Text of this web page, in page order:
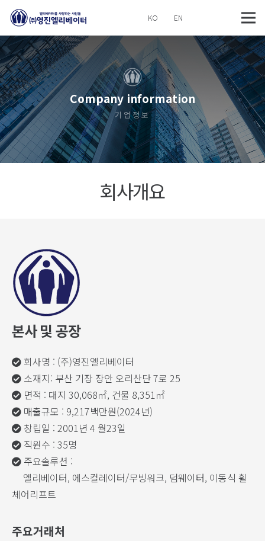
KO EN
Company information
기업정보
회사개요
본사 및 공장
회사명 : (주)영진엘리베이터
소재지: 부산 기장 장안 오리산단 7로 25
면적 : 대지 30,068㎡, 건물 8,351㎡
매출규모 : 9,217백만원(2024년)
창립일 : 2001년 4 월23일
직원수 : 35명
주요솔루션 :
엘리베이터, 에스컬레이터/무빙워크, 덤웨이터, 이동식 휠
체어리프트
주요거래처